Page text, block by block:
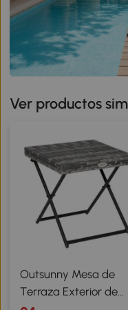
Ver productos
Outsunny Mesa de
Terraza Exterior de